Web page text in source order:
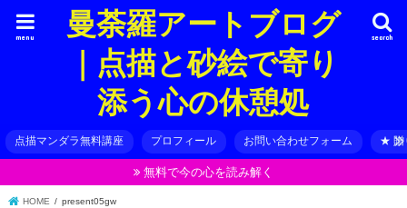
曼荼羅アートブログ
｜点描と砂絵で寄り
添う心の休憩処
search
menu
点描マンダラ無料講座 プロフィール お問い合わせフォーム ★ 贈
無料で今の心を読み解く
HOME present05gw